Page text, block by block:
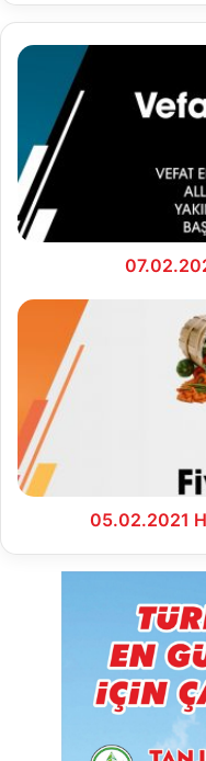
07.02.2021
İLANLARI
05.02.2021
HAFTALIK
LİSTESİ
05.02.2021